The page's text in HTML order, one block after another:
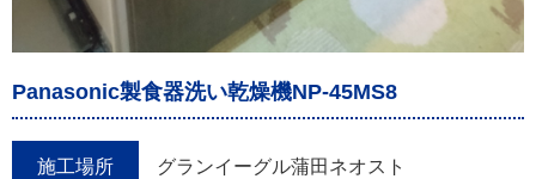
Panasonic製食器洗い乾燥機NP-45MS8
施工場所 グランイーグル蒲田ネオスト